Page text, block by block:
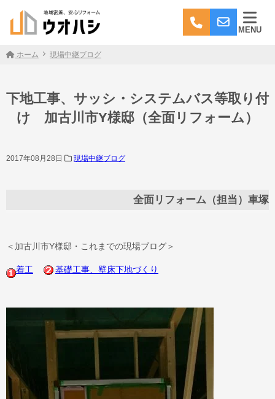
MENU
ホーム 現場中継ブログ
下地工事、サッシ・システムバス等取り付
け 加古川市Y様邸（全面リフォーム）
2017年08月28日 現場中継ブログ
全面リフォーム（担当）車塚
＜加古川市Y様邸・これまでの現場ブログ＞
着工 基礎工事、壁床下地づくり